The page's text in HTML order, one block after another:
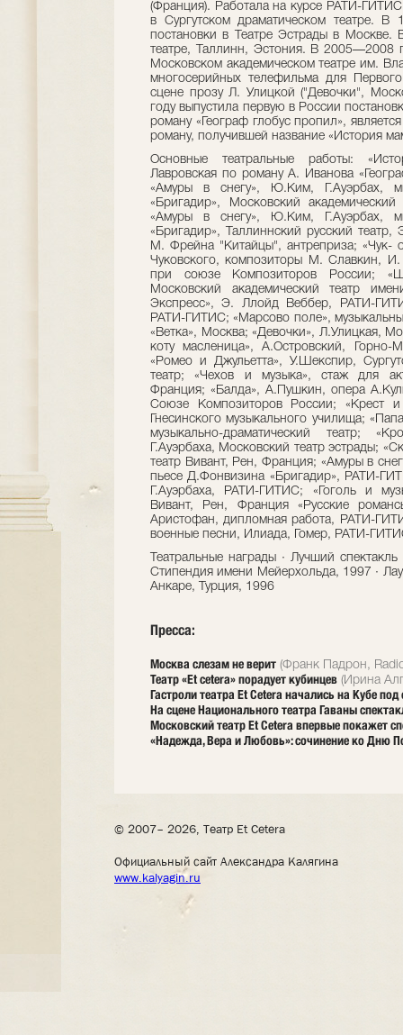
(Франция). Работала на курсе РАТИ-ГИТИС
в Сургутском драматическом театре. В
постановки в Театре Эстрады в Москве.
театре, Таллинн, Эстония. В 2005—2008
Московском академическом театре им.
многосерийных телефильма для
сцене прозу Л. Улицкой ("Девочки",
году выпустила первую в России
роману «Географ глобус пропил»,
роману, получившей название «История
Основные театральные работы:
Лавровская по роману А. Иванова
«Амуры в снегу», Ю.Ким, Г.Ауэрбах,
«Бригадир», Московский
«Амуры в снегу», Ю.Ким, Г.Ауэрбах,
«Бригадир», Таллиннский русский театр,
М. Фрейна "Китайцы", антреприза; «Чук-
Чуковского, композиторы М. Славкин,
при союзе Композиторов России;
Московский академический театр
Экспресс», Э. Ллойд Веббер, РАТИ-
РАТИ-ГИТИС; «Марсово поле»,
«Ветка», Москва; «Девочки», Л.Улицкая,
коту масленица», А.Островский, Горно-
«Ромео и Джульетта», У.Шекспир,
театр; «Чехов и музыка», стаж для
Франция; «Балда», А.Пушкин, опера
Союзе Композиторов России; «Крест
Гнесинского музыкального училища;
музыкально-драматический театр;
Г.Ауэрбаха, Московский театр эстрады;
театр Вивант, Рен, Франция; «Амуры в
пьесе Д.Фонвизина «Бригадир», РАТИ-
Г.Ауэрбаха, РАТИ-ГИТИС; «Гоголь и
Вивант, Рен, Франция «Русские
Аристофан, дипломная работа, РАТИ-
военные песни, Илиада, Гомер, РАТИ-
Театральные награды · Лучший
Стипендия имени Мейерхольда, 1997 ·
Анкаре, Турция, 1996
Пресса:
Москва слезам не верит (Франк Падрон,
Театр «Et cetera» порадует кубинцев (Ирина
Гастроли театра Et Cetera начались на Кубе
На сцене Национального театра Гаваны
Московский театр Et Cetera впервые покажет
«Надежда, Вера и Любовь»: сочинение ко Дню
© 2007– 2026, Театр Et Cetera
Официальный сайт Александра Калягина
www.kalyagin.ru